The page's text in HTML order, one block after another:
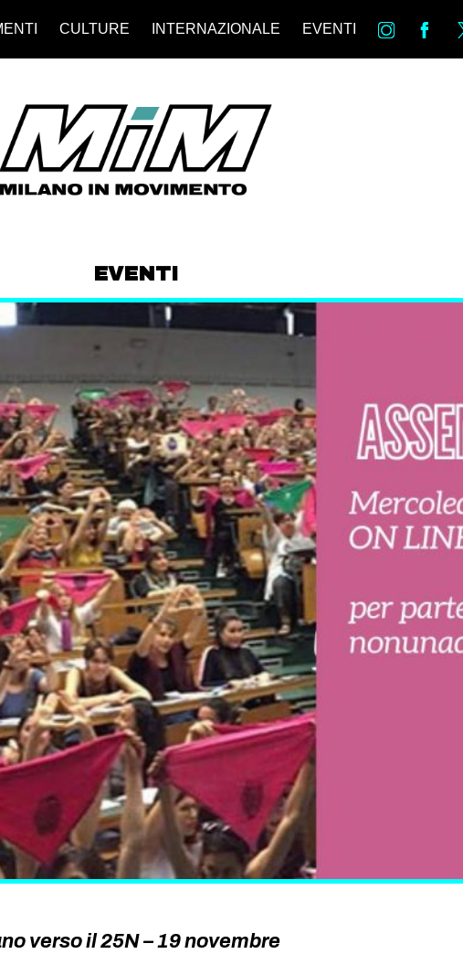
CULTURE INTERNAZIONALE EVENTI in
EVENTI
verso il 25N – 19 novembre